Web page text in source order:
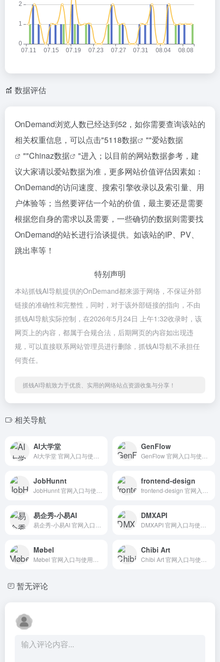
数据评估
OnDemand浏览人数已经达到52，如你需要查询该站的
相关权重信息，可以点击"5118数据 ""爱站数据
""Chinaz数据
"进入；以目前的网站数据参考，建
议大家请以爱站数据为准，更多网站价值评估因素如：
OnDemand的访问速度、搜索引擎收录以及索引量、用
户体验等；当然要评估一个站的价值，最主要还是需要
根据您自身的需求以及需要，一些确切的数据则需要找
OnDemand的站长进行洽谈提供。如该站的IP、PV、
跳出率等！
特别声明
本站抓钱AI导航提供的OnDemand都来源于网络，不保证外部
链接的准确性和完整性，同时，对于该外部链接的指向，不由
抓钱AI导航实际控制，在2026年5月24日 上午1:32收录时，该
网页上的内容，都属于合规合法，后期网页的内容如出现违
规，可以直接联系网站管理员进行删除，抓钱AI导航不承担任
何责任。
抓钱AI导航致力于优质、实用的网络站点资源收集与分享！
相关导航
AI大学堂 GenFlow
JobHunnt frontend-design
易企秀-小易AI DMXAPI
Møbel Chibi Art
暂无评论